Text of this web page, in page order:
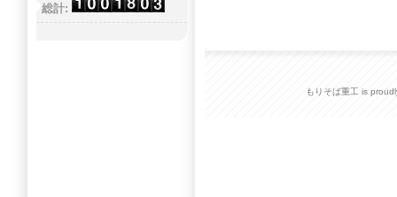
総計:
もりそば重工 is